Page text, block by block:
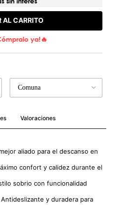
AL CARRITO
ya!🔥
Comuna
Valoraciones
aliado para el descanso en
confort y calidez durante el
sobrio con funcionalidad
y duradera para